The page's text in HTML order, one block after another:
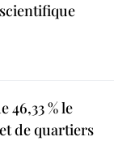
46,33 % le
de quartiers